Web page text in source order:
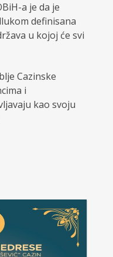
a je da je
definisana
u kojoj će svi
Cazinske
i
kao svoju